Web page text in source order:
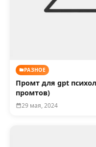
РАЗНОЕ
Промт для gpt
промтов)
29 мая, 2024